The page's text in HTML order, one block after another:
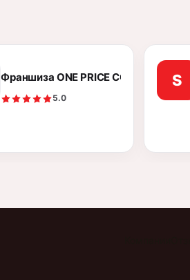
Франшиза ONE PRICE COFFEE
5.0
S